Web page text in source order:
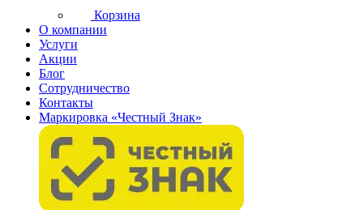
Корзина
О компании
Услуги
Акции
Блог
Сотрудничество
Контакты
Маркировка «Честный Знак»